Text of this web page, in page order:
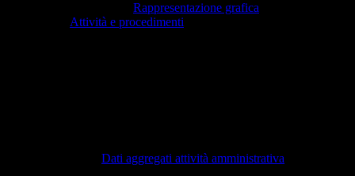
Rappresentazione grafica
Attività e procedimenti
Dati aggregati attività amministrativa